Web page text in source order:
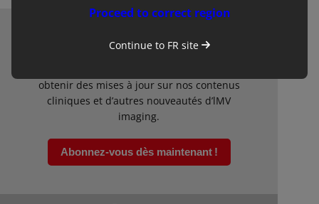
Newsletter
obtenir des mises à jour sur nos contenus
cliniques et d’autres nouveautés d’lMV
imaging.
Abonnez-vous dès maintenant !
Proceed to correct region
Continue to FR site